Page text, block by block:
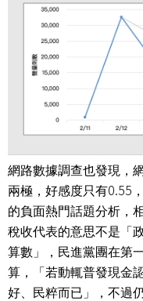
網路數據調查也發現，
兩極，好感度只有0.55
的負面熱門話題分析，
稅收代表的意思不是「
算數」，民進黨團在第
算，「若動輒普發現金
好、民粹而已」，不過